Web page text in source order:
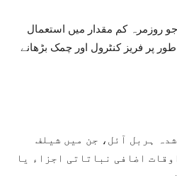
روزمرہ کم مقدار میں استعمال
پر فریز کنٹرول اور چمک بڑھانے
ہربل آئل، جن میں شیلف
اضافی نباتاتی اجزاء یا